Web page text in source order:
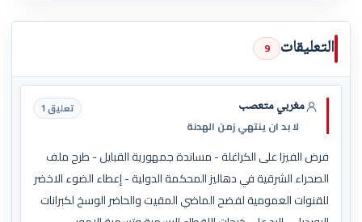
التعليقات 9
مغربي متعصب
لا بد ان ينتهي زمن الهدنة
تعليق 1
فرض الفيزا على الكراغلة - مساندة جمهورية القبايل - طرح ملف
الصحراء الشرقية في دهاليز المحكمة الدولية - إعطاء الضوء الاخضر
للقنوات العمومية لفضح الماضي المقيت والحاضر الوسخ لكبرانات